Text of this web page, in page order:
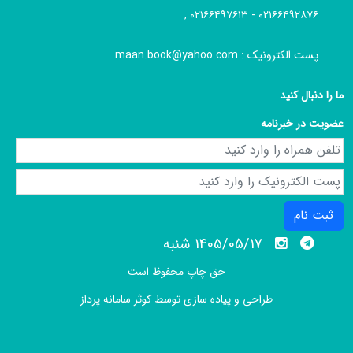
۰۲۱۶۶۴۹۲۸۷۶ - ۰۲۱۶۶۴۹۷۶۱۳ ,
پست الکترونیک : maan.book@yahoo.com
ما را دنبال کنید
عضویت در خبرنامه
ثبت نام
1405/05/17 شنبه
حق چاپ محفوظ است
طراحی و پیاده سازی توسط کوثر سامانه پرداز